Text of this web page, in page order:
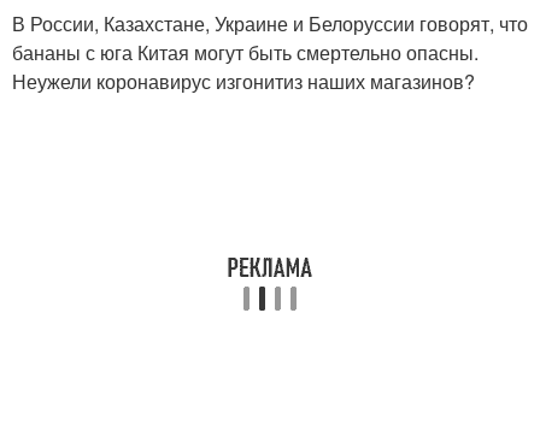
В России, Казахстане, Украине и Белоруссии говорят, что
бананы с юга Китая могут быть смертельно опасны.
Неужели коронавирус изгонитиз наших магазинов?